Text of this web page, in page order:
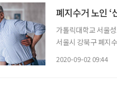
폐지수거 노인 ‘
가톨릭대학교 서울
서울시 강북구 폐지
2020-09-02 09:44